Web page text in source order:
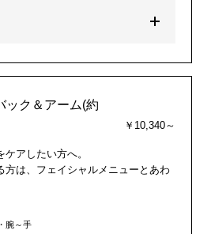
ック＆アーム(約
￥10,340～
アしたい方へ。
方は、フェイシャルメニューとあわ
腕～手